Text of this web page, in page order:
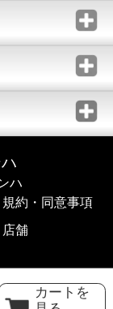
カートを
ハ
規約・同意事項
店舗
Reserved.